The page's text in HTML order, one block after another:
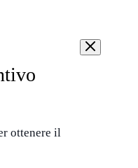
ottenere il